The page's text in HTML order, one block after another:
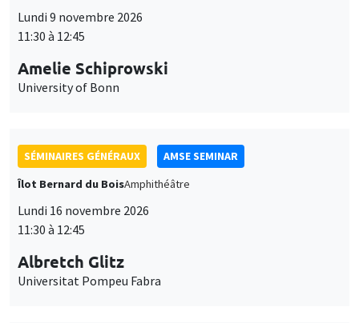
Lundi 9 novembre 2026
11:30 à 12:45
Amelie Schiprowski
University of Bonn
SÉMINAIRES GÉNÉRAUX
AMSE SEMINAR
Îlot Bernard du BoisAmphithéâtre
Lundi 16 novembre 2026
11:30 à 12:45
Albretch Glitz
Universitat Pompeu Fabra